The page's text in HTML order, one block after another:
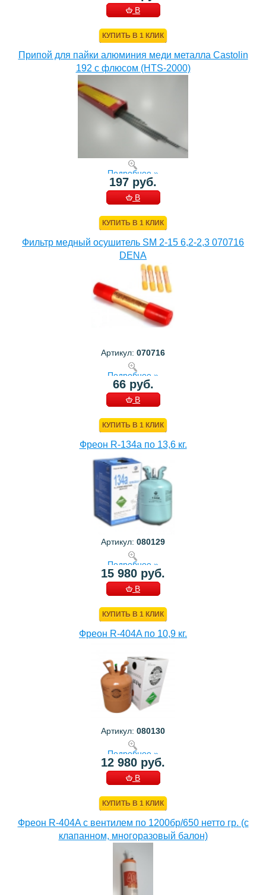
В
КУПИТЬ В 1 КЛИК
Припой для пайки алюминия меди металла Castolin
192 с флюсом (HTS-2000)
Подробнее »
197 руб.
В
КУПИТЬ В 1 КЛИК
Фильтр медный осушитель SM 2-15 6,2-2,3 070716
DENA
Артикул: 070716
Подробнее »
66 руб.
В
КУПИТЬ В 1 КЛИК
Фреон R-134a по 13,6 кг.
Артикул: 080129
Подробнее »
15 980 руб.
В
КУПИТЬ В 1 КЛИК
Фреон R-404A по 10,9 кг.
Артикул: 080130
Подробнее »
12 980 руб.
В
КУПИТЬ В 1 КЛИК
Фреон R-404A с вентилем по 1200бр/650 нетто гр. (с
клапанном, многоразовый балон)